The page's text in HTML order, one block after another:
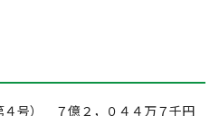
４号） ７億２，０４４万７千円